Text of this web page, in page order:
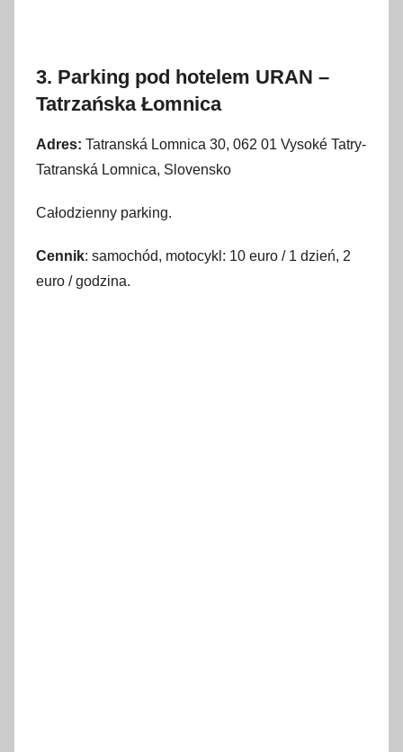
3. Parking pod hotelem URAN –
Tatrzańska Łomnica
Adres: Tatranská Lomnica 30, 062 01 Vysoké Tatry-
Tatranská Lomnica, Slovensko
Całodzienny parking.
Cennik: samochód, motocykl: 10 euro / 1 dzień, 2
euro / godzina.